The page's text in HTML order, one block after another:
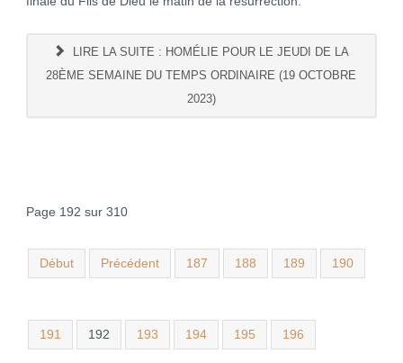
LIRE LA SUITE : HOMÉLIE POUR LE JEUDI DE LA
28ÈME SEMAINE DU TEMPS ORDINAIRE (19 OCTOBRE
2023)
Page 192 sur 310
Début Précédent 187 188 189 190
191 192 193 194 195 196